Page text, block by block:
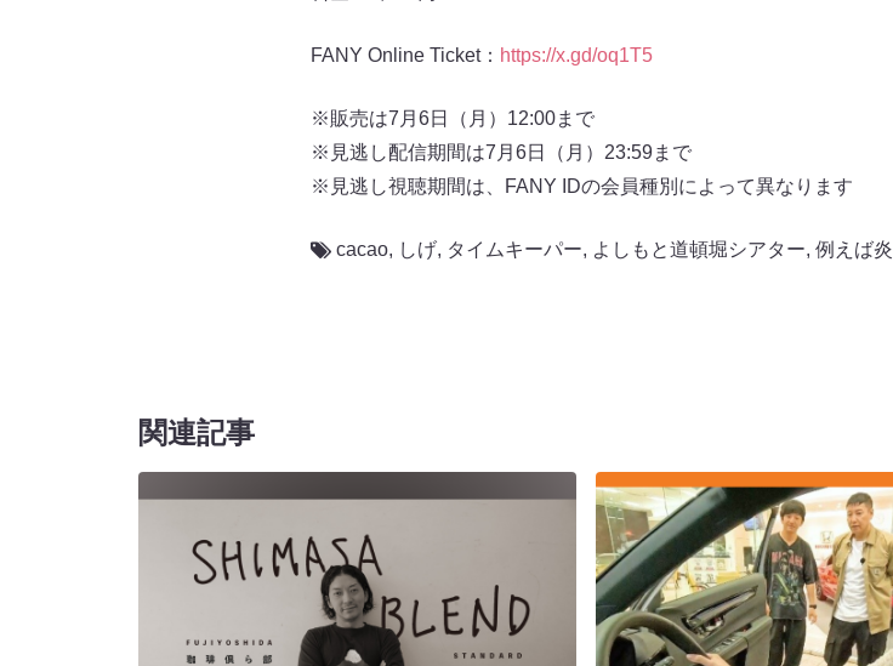
FANY Online Ticket： https://x.gd/oq1T5
※販売は7月6日（月）12:00まで
※見逃し配信期間は7月6日（月）23:59まで
※見逃し視聴期間は、FANY IDの会員種別によって異なります
cacao, しげ, タイムキーパー, よしもと道頓堀シアター, 例えば炎
関連記事